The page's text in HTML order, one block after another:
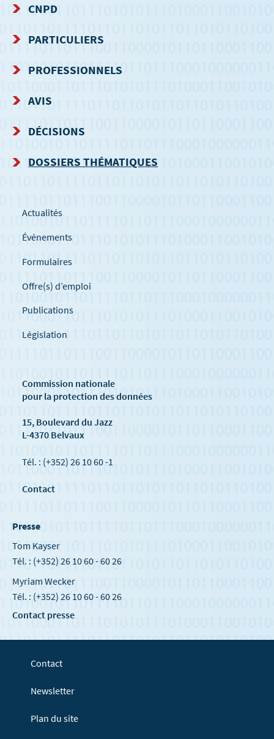
MENU
DE
NAVIGATION
CNPD
PARTICULIERS
PROFESSIONNELS
AVIS
DÉCISIONS
DOSSIERS THÉMATIQUES
Actualités
Événements
Formulaires
Offre(s) d’emploi
Publications
Législation
Commission nationale
pour la protection des données
15, Boulevard du Jazz
L-4370 Belvaux
Tél. : (+352) 26 10 60 -1
Contact
Presse
Tom Kayser
Tél. : (+352) 26 10 60 - 60 26
Myriam Wecker
Tél. : (+352) 26 10 60 - 60 26
Contact presse
Contact
Newsletter
Plan du site